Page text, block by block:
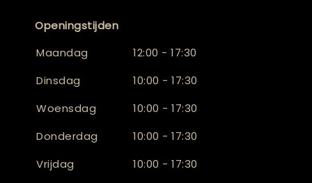
Openingstijden
Maandag
12:00 - 17:30
Dinsdag
10:00 - 17:30
Woensdag
10:00 - 17:30
Donderdag
10:00 - 17:30
Vrijdag
10:00 - 17:30